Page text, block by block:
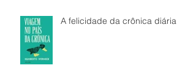
A felicidade da crônica diária